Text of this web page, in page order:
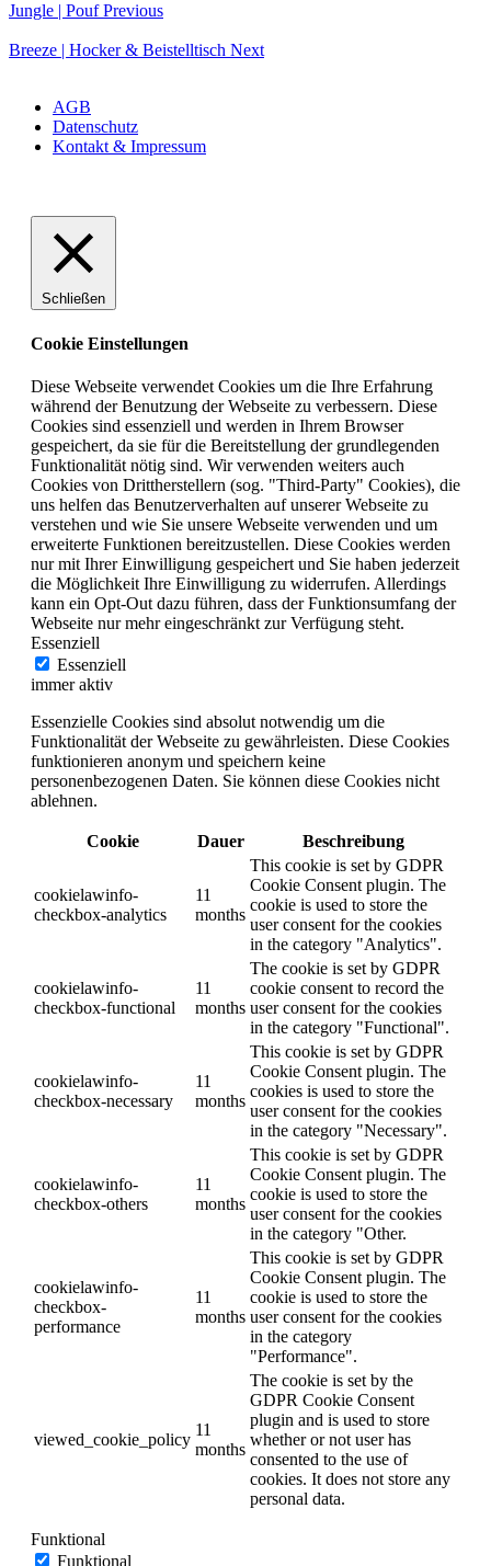
Jungle | PoufPrevious
Breeze | Hocker & Beistelltisch Next
AGB
Datenschutz
Kontakt & Impressum
Schließen
Cookie Einstellungen
Diese Webseite verwendet Cookies um die Ihre Erfahrung
während der Benutzung der Webseite zu verbessern. Diese
Cookies sind essenziell und werden in Ihrem Browser
gespeichert, da sie für die Bereitstellung der grundlegenden
Funktionalität nötig sind. Wir verwenden weiters auch
Cookies von Drittherstellern (sog. "Third-Party" Cookies), die
uns helfen das Benutzerverhalten auf unserer Webseite zu
verstehen und wie Sie unsere Webseite verwenden und um
erweiterte Funktionen bereitzustellen. Diese Cookies werden
nur mit Ihrer Einwilligung gespeichert und Sie haben jederzeit
die Möglichkeit Ihre Einwilligung zu widerrufen. Allerdings
kann ein Opt-Out dazu führen, dass der Funktionsumfang der
Webseite nur mehr eingeschränkt zur Verfügung steht.
Essenziell
Essenziell
immer aktiv
Essenzielle Cookies sind absolut notwendig um die
Funktionalität der Webseite zu gewährleisten. Diese Cookies
funktionieren anonym und speichern keine
personenbezogenen Daten. Sie können diese Cookies nicht
ablehnen.
Cookie Dauer Beschreibung
cookielawinfo-
checkbox-analytics
11
months
This cookie is set by GDPR
Cookie Consent plugin. The
cookie is used to store the
user consent for the cookies
in the category "Analytics".
cookielawinfo-
checkbox-functional
11
months
The cookie is set by GDPR
cookie consent to record the
user consent for the cookies
in the category "Functional".
cookielawinfo-
checkbox-necessary
11
months
This cookie is set by GDPR
Cookie Consent plugin. The
cookies is used to store the
user consent for the cookies
in the category "Necessary".
cookielawinfo-
checkbox-others
11
months
This cookie is set by GDPR
Cookie Consent plugin. The
cookie is used to store the
user consent for the cookies
in the category "Other.
cookielawinfo-
checkbox-
performance
11
months
This cookie is set by GDPR
Cookie Consent plugin. The
cookie is used to store the
user consent for the cookies
in the category
"Performance".
viewed_cookie_policy
11
months
The cookie is set by the
GDPR Cookie Consent
plugin and is used to store
whether or not user has
consented to the use of
cookies. It does not store any
personal data.
Funktional
Funktional